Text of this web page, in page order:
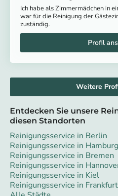
Ich habe als Zimmermädchen in
war für die Reinigung der
zuständig.
Weitere
Entdecken Sie unsere
diesen Standorten
Reinigungsservice in Berlin
Reinigungsservice in Hamburg
Reinigungsservice in Bremen
Reinigungsservice in
Reinigungsservice in Kiel
Reinigungsservice in Frankfurt